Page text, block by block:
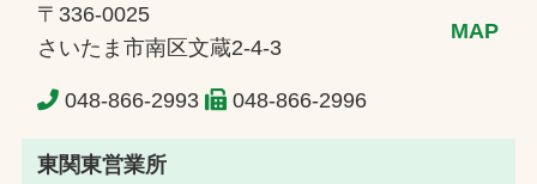
〒336-0025
さいたま市南区文蔵2-4-3
MAP
048-866-2993 048-866-2996
東関東営業所